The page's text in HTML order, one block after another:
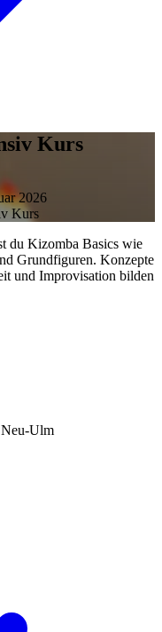
Kurs
2026
Kurs
du Kizomba Basics wie
Grundfiguren. Konzepte
und Improvisation bilden
Ulm